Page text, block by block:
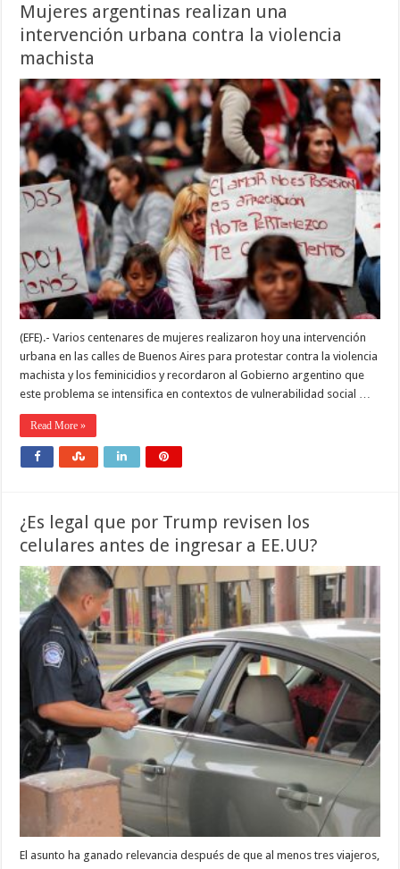
Mujeres argentinas realizan una
intervención urbana contra la violencia
machista
(EFE).- Varios centenares de mujeres realizaron hoy una intervención
urbana en las calles de Buenos Aires para protestar contra la violencia
machista y los feminicidios y recordaron al Gobierno argentino que
este problema se intensifica en contextos de vulnerabilidad social …
Read More »
¿Es legal que por Trump revisen los
celulares antes de ingresar a EE.UU?
El asunto ha ganado relevancia después de que al menos tres viajeros,